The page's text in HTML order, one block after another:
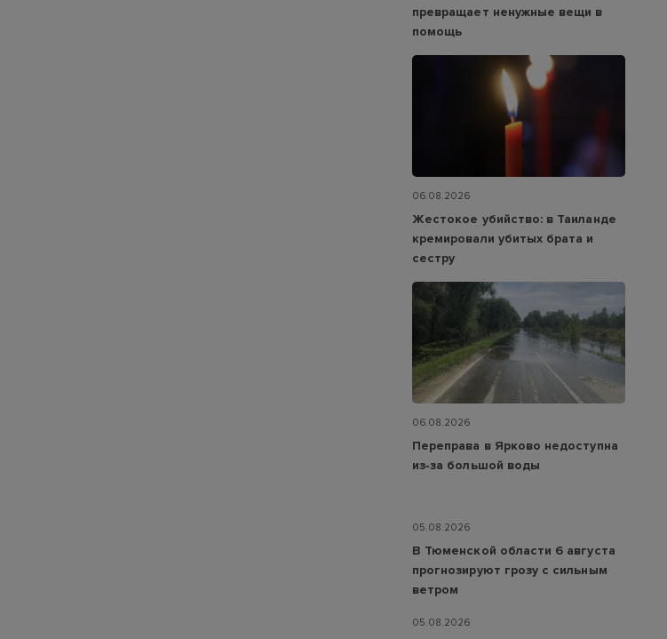
превращает ненужные вещи в
помощь
06.08.2026
Жестокое убийство: в Таиланде
кремировали убитых брата и
сестру
06.08.2026
Переправа в Ярково недоступна
из‑за большой воды
05.08.2026
В Тюменской области 6 августа
прогнозируют грозу с сильным
ветром
05.08.2026